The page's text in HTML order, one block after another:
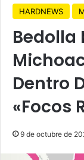
HARDNEWS
Bedolla
Dentro
«Focos
9 de octubre de